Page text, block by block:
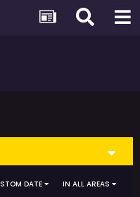
IN ALL AREAS
DATE